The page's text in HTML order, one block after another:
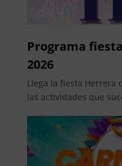
Programa
2026
Llega la fiesta Herrera
las actividades que